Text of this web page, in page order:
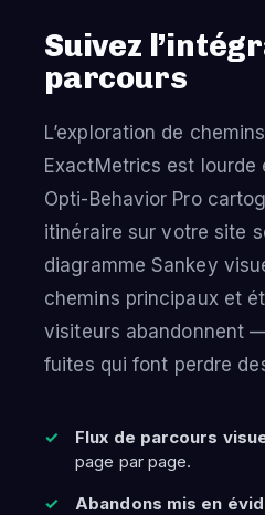
Suivez
parcours
L’exploration de
ExactMetrics est lourde
Opti-Behavior Pro
itinéraire sur votre site
diagramme Sankey
chemins principaux et
visiteurs abandonnent
fuites qui font perdre
Flux de parcours
page par page.
Abandons mis en